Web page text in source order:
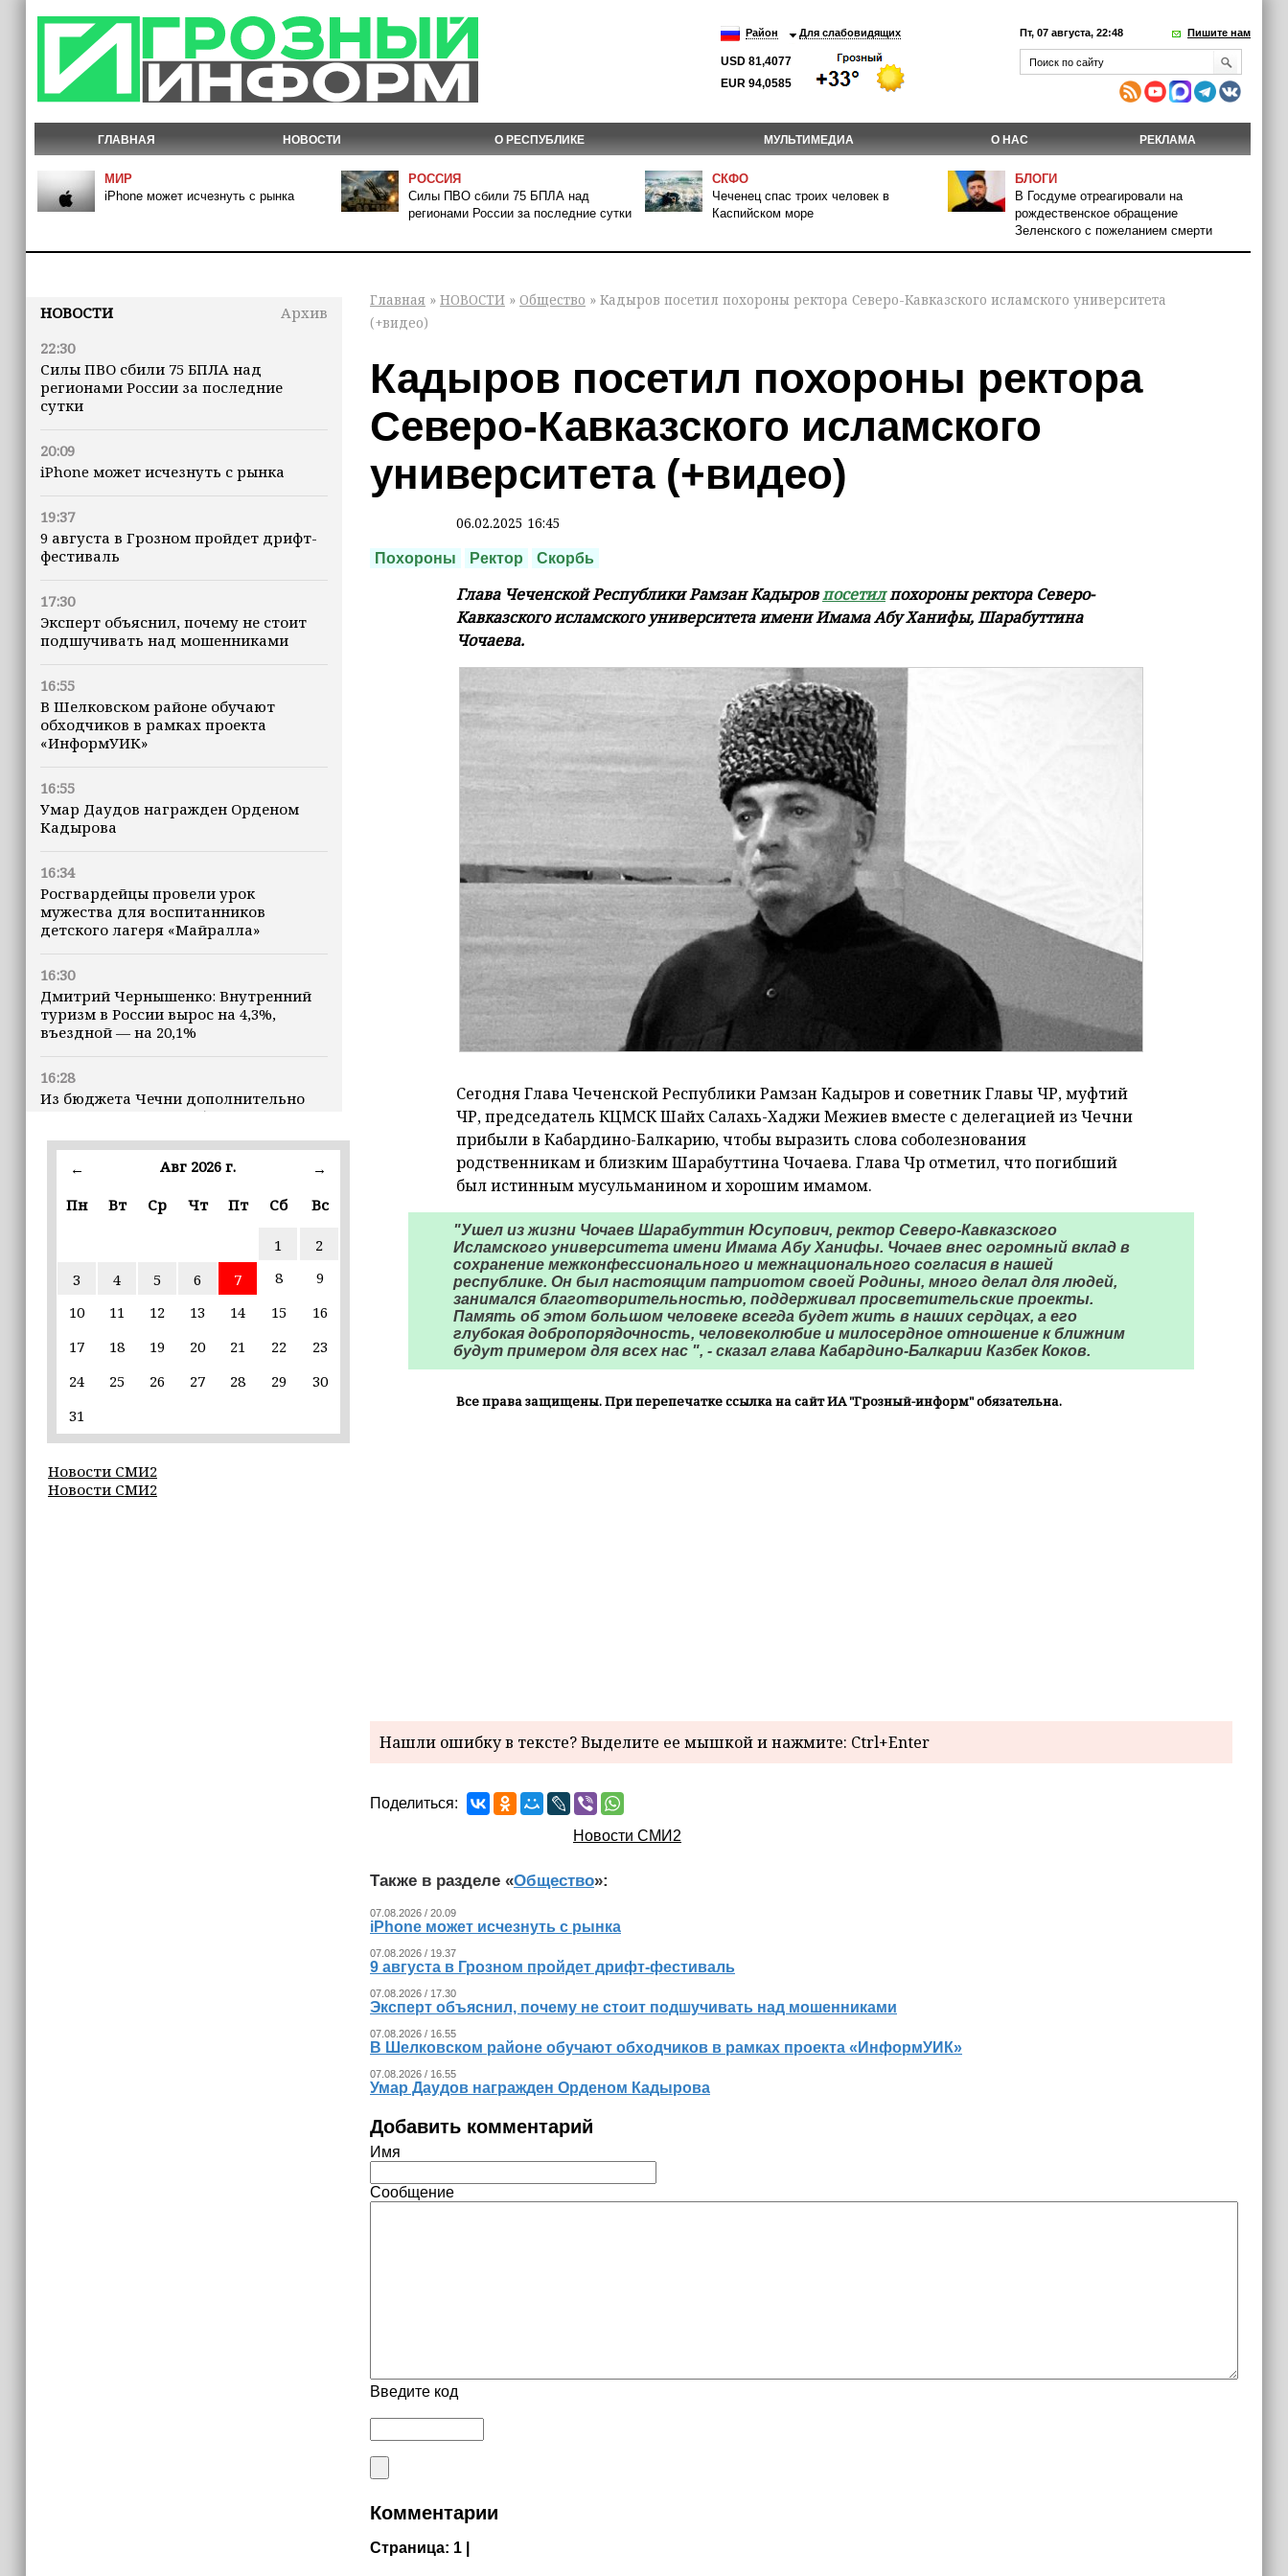
Район Для слабовидящих
USD 81,4077
EUR 94,0585
Пт, 07 августа, 22:48 Пишите нам
ГЛАВНАЯ НОВОСТИ О РЕСПУБЛИКЕ МУЛЬТИМЕДИА О НАС РЕКЛАМА
МИР
iPhone может исчезнуть с рынка
РОССИЯ
Силы ПВО сбили 75 БПЛА над
регионами России за последние сутки
СКФО
Чеченец спас троих человек в
Каспийском море
БЛОГИ
В Госдуме отреагировали на
рождественское обращение
Зеленского с пожеланием смерти
НОВОСТИ
Архив
22:30
Силы ПВО сбили 75 БПЛА над
регионами России за последние
сутки
20:09
iPhone может исчезнуть с рынка
19:37
9 августа в Грозном пройдет дрифт-
фестиваль
17:30
Эксперт объяснил, почему не стоит
подшучивать над мошенниками
16:55
В Шелковском районе обучают
обходчиков в рамках проекта
«ИнформУИК»
16:55
Умар Даудов награжден Орденом
Кадырова
16:34
Росгвардейцы провели урок
мужества для воспитанников
детского лагеря «Майралла»
16:30
Дмитрий Чернышенко: Внутренний
туризм в России вырос на 4,3%,
въездной — на 20,1%
16:28
Из бюджета Чечни дополнительно
выделено 505 млн рублей
Политик заявил, что цель «Госулуг»
— стать большой
15:17
Избирательные участки Шатоя
готовы к приёму голосов
избирателей
15:02
Пакистан подписали «Мекканское
соглашение» о коллективной обороне
14:58
← Авг 2026 г.
→
Пн
Вт Ср Чт Пт Сб Вс
1
2
3
4 5 6 7 8
9
10
11 12 13 14 15
16
17
18 19 20 21 22
23
24
25 26 27 28 29
30
31
Новости СМИ2
Новости СМИ2
Главная » НОВОСТИ » Общество » Кадыров посетил похороны ректора Северо-Кавказского исламского университета
(+видео)
Кадыров посетил похороны ректора
Северо-Кавказского исламского
университета (+видео)
06.02.2025 16:45
Похороны Ректор Скорбь
Глава Чеченской Республики Рамзан Кадыровпосетилпохороны ректора Северо-
Кавказского исламского университета имени Имама Абу Ханифы, Шарабуттина
Чочаева.
Сегодня Глава Чеченской Республики Рамзан Кадыров и советник Главы ЧР, муфтий
ЧР, председатель КЦМСК Шайх Салахь-Хаджи Межиев вместе с делегацией из Чечни
прибыли в Кабардино-Балкарию, чтобы выразить слова соболезнования
родственникам и близким Шарабуттина Чочаева. Глава Чр отметил, что погибший
был истинным мусульманином и хорошим имамом.
"Ушел из жизни Чочаев Шарабуттин Юсупович, ректор Северо-Кавказского
Исламского университета имени Имама Абу Ханифы. Чочаев внес огромный вклад в
сохранение межконфессионального и межнационального согласия в нашей
республике. Он был настоящим патриотом своей Родины, много делал для людей,
занимался благотворительностью, поддерживал просветительские проекты.
Память об этом большом человеке всегда будет жить в наших сердцах, а его
глубокая добропорядочность, человеколюбие и милосердное отношение к ближним
будут примером для всех нас ", - сказал глава Кабардино-Балкарии Казбек Коков.
Все права защищены. При перепечатке ссылка на сайт ИА "Грозный-информ" обязательна.
Нашли ошибку в тексте? Выделите ее мышкой и нажмите: Ctrl+Enter
Поделиться:
Новости СМИ2
Также в разделе «Общество»:
07.08.2026 / 20.09
iPhone может исчезнуть с рынка
07.08.2026 / 19.37
9 августа в Грозном пройдет дрифт-фестиваль
07.08.2026 / 17.30
Эксперт объяснил, почему не стоит подшучивать над мошенниками
07.08.2026 / 16.55
В Шелковском районе обучают обходчиков в рамках проекта «ИнформУИК»
07.08.2026 / 16.55
Умар Даудов награжден Орденом Кадырова
Добавить комментарий
Имя
Сообщение
Введите код
Комментарии
Страница: 1 |